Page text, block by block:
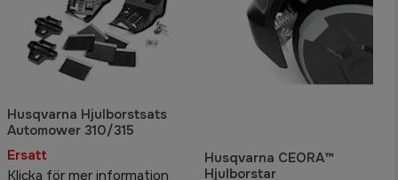
Husqvarna Hjulborstsats
Automower 310/315
Ersatt
Klicka för mer information
Husqvarna CEORA™
Hjulborstar